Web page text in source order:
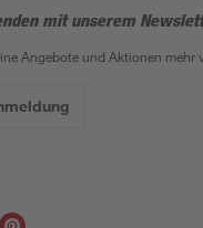
mit unserem
Angebote und Aktionen mehr